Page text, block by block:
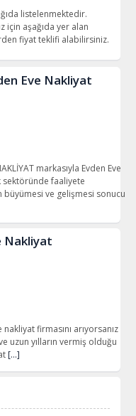
listelenmektedir.
için aşağıda yer alan
fiyat teklifi alabilirsiniz.
Eve Nakliyat
markasıyla Evden Eve
sektöründe faaliyete
büyümesi ve gelişmesi sonucu
Nakliyat
firmasını arıyorsanız
uzun yılların vermiş olduğu
[…]